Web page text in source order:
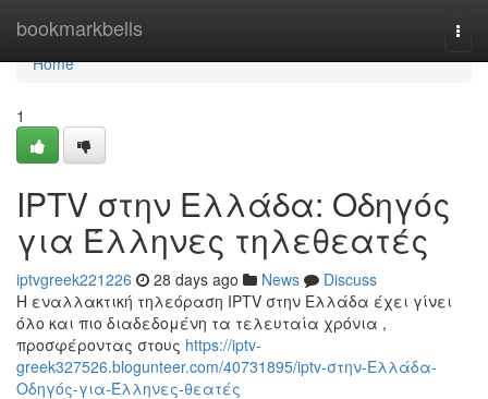
bookmarkbells
Home
Home
1
IPTV στην Ελλάδα: Οδηγός
για Έλληνες τηλεθεατές
iptvgreek221226 28 days ago News
Discuss
Η εναλλακτική τηλεόραση IPTV στην Ελλάδα έχει γίνει
όλο και πιο διαδεδομένη τα τελευταία χρόνια ,
προσφέροντας στους https://iptv-
greek327526.blogunteer.com/40731895/iptv-στην-Ελλάδα-
Οδηγός-για-Έλληνες-θεατές